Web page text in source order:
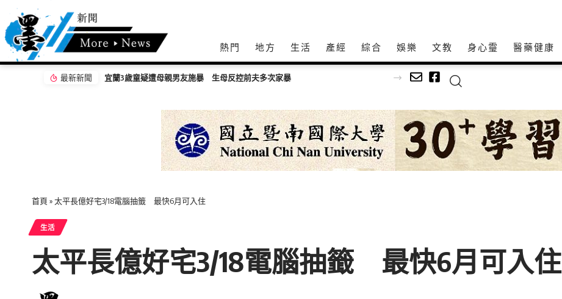
熱門 地方 生活 產經 綜合 娛樂 文教 身心𩆜 醫藥健康
最新新聞 宜蘭3歲童疑遭母親男友施暴 生母反控前夫多次家暴
首頁 »太平長億好宅3/18電腦抽籤 最快6月可入住
生活
太平長億好宅3/18電腦抽籤 最快6月可入住